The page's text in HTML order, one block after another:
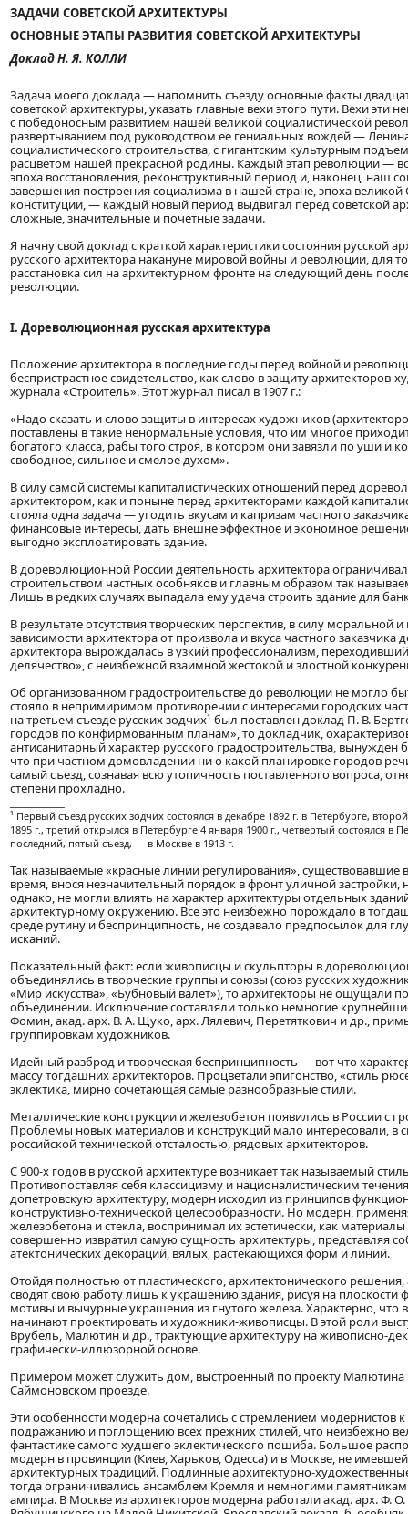
ЗАДАЧИ СОВЕТСКОЙ АРХИТЕКТУРЫ
ОСНОВНЫЕ ЭТАПЫ РАЗВИТИЯ СОВЕТСКОЙ АРХИТЕКТУРЫ
Доклад Н. Я. КОЛЛИ
Задача моего доклада — напомнить съезду основные факты
советской архитектуры, указать главные вехи этого пути. Вехи эти
с победоносным развитием нашей великой социалистической
развертыванием под руководством ее гениальных вождей —
социалистического строительства, с гигантским культурным
расцветом нашей прекрасной родины. Каждый этап революции —
эпоха восстановления, реконструктивный период и, наконец, наш
завершения построения социализма в нашей стране, эпоха великой
конституции, — каждый новый период выдвигал перед советской
сложные, значительные и почетные задачи.
Я начну свой доклад с краткой характеристики состояния русской
русского архитектора накануне мировой войны и революции, для
расстановка сил на архитектурном фронте на следующий день
революции.
І. Дореволюционная русская архитектура
Положение архитектора в последние годы перед войной и
беспристрастное свидетельство, как слово в защиту архитекторов-
журнала «Строитель». Этот журнал писал в 1907 г.:
«Надо сказать и слово защиты в интересах художников
поставлены в такие ненормальные условия, что им многое
богатого класса, рабы того строя, в котором они завязли по уши и
свободное, сильное и смелое духом».
В силу самой системы капиталистических отношений перед
архитектором, как и поныне перед архитекторами каждой
стояла одна задача — угодить вкусам и капризам частного
финансовые интересы, дать внешне эффектное и экономное
выгодно эксплоатировать здание.
В дореволюционной России деятельность архитектора
строительством частных особняков и главным образом так
Лишь в редких случаях выпадала ему удача строить здание для
В результате отсутствия творческих перспектив, в силу моральной
зависимости архитектора от произвола и вкуса частного заказчика
архитектора вырождалась в узкий профессионализм,
делячество», с неизбежной взаимной жестокой и злостной
Об организованном градостроительстве до революции не могло
стояло в непримиримом противоречии с интересами городских
на третьем съезде русских зодчих¹ был поставлен доклад П. В.
городов по конфирмованным планам», то докладчик,
антисанитарный характер русского градостроительства, вынужден
что при частном домовладении ни о какой планировке городов
самый съезд, сознавая всю утопичность поставленного вопроса,
степени прохладно.
¹ Первый съезд русских зодчих состоялся в декабре 1892 г. в Петербурге,
1895 г., третий открылся в Петербурге 4 января 1900 г., четвертый состоялся в
последний, пятый съезд, — в Москве в 1913 г.
Так называемые «красные линии регулирования»,
время, внося незначительный порядок в фронт уличной застройки,
однако, не могли влиять на характер архитектуры отдельных
архитектурному окружению. Все это неизбежно порождало в
среде рутину и беспринципность, не создавало предпосылок для
исканий.
Показательный факт: если живописцы и скульпторы в
объединялись в творческие группы и союзы (союз русских
«Мир искусства», «Бубновый валет»), то архитекторы не ощущали
объединении. Исключение составляли только немногие
Фомин, акад. арх. В. А. Щуко, арх. Лялевич, Перетяткович и др.,
группировкам художников.
Идейный разброд и творческая беспринципность — вот что
массу тогдашних архитекторов. Процветали эпигонство, «стиль
эклектика, мирно сочетающая самые разнообразные стили.
Металлические конструкции и железобетон появились в России с
Проблемы новых материалов и конструкций мало интересовали, в
российской технической отсталостью, рядовых архитекторов.
С 900-х годов в русской архитектуре возникает так называемый
Противопоставляя себя классицизму и националистическим
допетровскую архитектуру, модерн исходил из принципов
конструктивно-технической целесообразности. Но модерн,
железобетона и стекла, воспринимал их эстетически, как
совершенно извратил самую сущность архитектуры, представляя
атектонических декораций, вялых, растекающихся форм и линий.
Отойдя полностью от пластического, архитектонического
сводят свою работу лишь к украшению здания, рисуя на плоскости
мотивы и вычурные украшения из гнутого железа. Характерно, что
начинают проектировать и художники-живописцы. В этой роли
Врубель, Малютин и др., трактующие архитектуру на живописно-
графически-иллюзорной основе.
Примером может служить дом, выстроенный по проекту Малютина
Саймоновском проезде.
Эти особенности модерна сочетались с стремлением модернистов к
подражанию и поглощению всех прежних стилей, что неизбежно
фантастике самого худшего эклектического пошиба. Большое
модерн в провинции (Киев, Харьков, Одесса) и в Москве, не
архитектурных традиций. Подлинные архитектурно-
тогда ограничивались ансамблем Кремля и немногими
ампира. В Москве из архитекторов модерна работали акад. арх. Ф.